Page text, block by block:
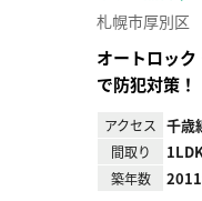
札幌市厚別区
オートロッ
で防犯対策！
アクセス 千歳
間取り
築年数